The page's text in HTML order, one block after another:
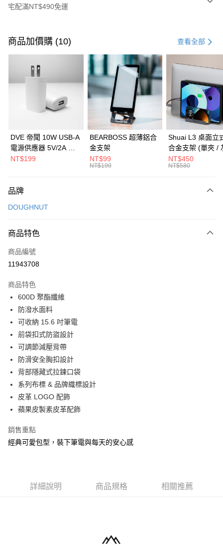
宅配滿NT$490免運
信用卡一次付款
3 期 0 利率 每期 NT$993
第一商業銀行
華南商業銀行
彰化商業銀行
上海商業儲蓄銀行
台北富邦商業銀行
兆豐國際商業銀行
臺灣中小企業銀行
台中商業銀行
匯豐（台灣）商業銀行
華泰商業銀行
聯邦商業銀行
元大商業銀行
台灣樂天信用卡公司
NT$496 21家銀行
合作金庫商業銀行
第一商業銀行
彰化商業銀行
台北富邦商業銀行
國泰世華商業銀行
兆豐國際商業銀行
臺灣中小企業銀行
匯豐（台灣）商業銀行
玉山商業銀行
台灣樂天信用卡公司
街口支付
悠遊付
相關說明
1.本服務由台灣大哥大提供，台灣大哥大用戶可立即使用無須另外申請。
2.付款方式選擇「大哥付你分期」，訂單成立後會自動跳轉到大哥付的交易
3.實際核准額度、可分期數及費用金額請依後續交易確認頁面所載為準。
4.訂單成立30分鐘內，如未前往確認交易或遇審核未通過，訂單將自動取
消。如遇「轉專審核」未通過狀況，表示未達大哥付你分期系統評分，恕無
法說明評估內容。
【繳款方式說明】
1.分期款項不併入電信帳單，「大哥付你分期」於每月結算日後寄送繳費提
2.透過簡訊連結打開帳單後，可選擇「超商條碼／台灣大直營門市／銀行轉
帳／街口支付／iPASS MONEY」等通路繳費。
【注意事項】
1.本服務係由「台灣大哥大股份有限公司」（以下簡稱本公司）所提供，讓
用戶於交易時，得透過本服務購買商品或服務，並由商店將買賣／分期付款
2.基於同意付款使用「大哥付你分期」之契約關係目的，商店將以您的個人
由本公司與您本人進行分期帳單所需資料之確認、核對及更正。
3.完整用戶服務條款，請詳閱以下連結：https://oppay.tw/userRule
ATM付款
貨到付款
運送方式
宅配物流
每筆NT$80，滿NT$490(含以上)免運費
每筆NT$100，滿NT$1,500(含以上)免運費
付款後門市自取
免運費
貨到付款
商品加價購 (10) 查看全部
DVE 帝聞 10W USB-A
電源供應器 5V/2A 充
電頭 (適用閱讀器、小
NT$199
BEARBOSS 超薄鋁合
金支架
NT$99
NT$199
Shuai L3 桌面立
合金支架 (單夾 /
NT$450
NT$580
品牌
DOUGHNUT
商品特色
商品編號
11943708
商品特色
600D 聚酯纖維
防潑水面料
可收納 15.6 吋筆電
前袋扣式防盜設計
可調節減壓背帶
防滑安全胸扣設計
背部隱藏式拉鍊口袋
系列布標 & 品牌織標設計
皮革 LOGO 配飾
蘋果皮製素皮革配飾
銷售重點
經典可愛包型，裝下筆電與每天的安心感
詳細說明 商品規格 相關推薦